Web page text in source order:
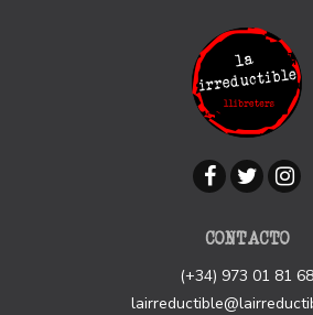
CONTACTO
(+34) 973 01 81 68